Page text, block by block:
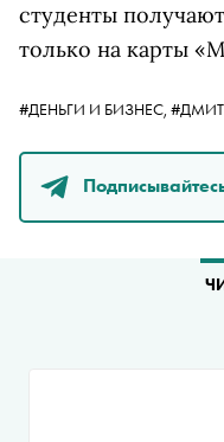
студенты
только на карты
#ДЕНЬГИ И БИЗНЕС,